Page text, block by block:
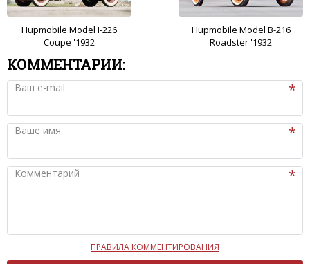
Hupmobile Model I-226
Coupe '1932
Hupmobile Model B-216
Roadster '1932
КОММЕНТАРИИ:
Ваш e-mail
Ваше имя
Комментарий
Чтобы ваш комментарий был опубликован на сайте,
ПРАВИЛА КОММЕНТИРОВАНИЯ